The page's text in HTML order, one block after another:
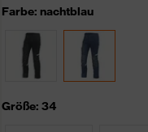
Farbe: nachtblau
Größe: 34